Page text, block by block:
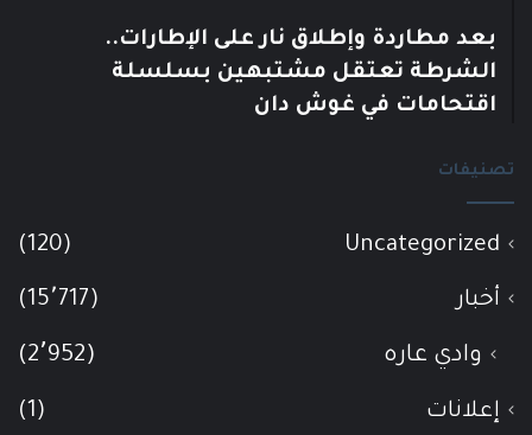
بعد مطاردة وإطلاق نار على الإطارات..
الشرطة تعتقل مشتبهين بسلسلة
اقتحامات في غوش دان
تصنيفات
Uncategorized
(120)
أخبار (15٬717)
وادي عاره (2٬952)
إعلانات (1)